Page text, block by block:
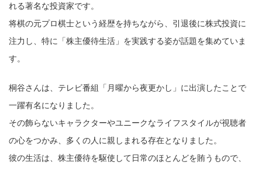
れる著名な投資家です。
将棋の元プロ棋士という経歴を持ちながら、引退後に株式投資に
注力し、特に「株主優待生活」を実践する姿が話題を集めていま
す。
桐谷さんは、テレビ番組「月曜から夜更かし」に出演したことで
一躍有名になりました。
その飾らないキャラクターやユニークなライフスタイルが視聴者
の心をつかみ、多くの人に親しまれる存在となりました。
彼の生活は、株主優待を駆使して日常のほとんどを賄うもので、